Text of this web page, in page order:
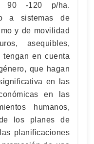
90 -120 p/ha.
a sistemas de
y de movilidad
asequibles,
en cuenta
que hagan
en las
en las
humanos,
los planes de
planificaciones